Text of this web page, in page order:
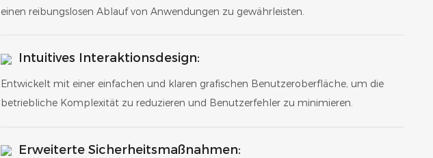
einen reibungslosen Ablauf von Anwendungen zu gewährleisten.
Intuitives Interaktionsdesign:
Entwickelt mit einer einfachen und klaren grafischen Benutzeroberfläche, um die
betriebliche Komplexität zu reduzieren und Benutzerfehler zu minimieren.
Erweiterte Sicherheitsmaßnahmen: